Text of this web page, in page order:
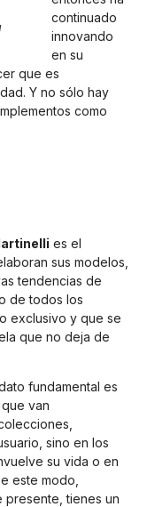
continuado
innovando
en su
que es
Y no sólo hay
como
es el
sus modelos,
tendencias de
de todos los
exclusivo y que se
que no deja de
fundamental es
van
sino en los
su vida o en
este modo,
presente, tienes un